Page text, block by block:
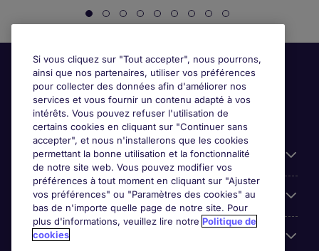
Candidats
Entreprises
Contact
Si vous cliquez sur "Tout accepter", nous pourrons,
ainsi que nos partenaires, utiliser vos préférences
pour collecter des données afin d'améliorer nos
services et vous fournir un contenu adapté à vos
intérêts. Vous pouvez refuser l'utilisation de
certains cookies en cliquant sur "Continuer sans
accepter", et nous n'installerons que les cookies
permettant la bonne utilisation et la fonctionnalité
de notre site web. Vous pouvez modifier vos
préférences à tout moment en cliquant sur "Ajuster
vos préférences" ou "Paramètres des cookies" au
bas de n'importe quelle page de notre site. Pour
plus d'informations, veuillez lire notre Politique de
cookies